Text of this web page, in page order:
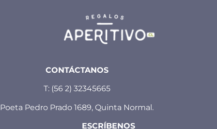
CONTÁCTANOS
T: (56 2) 32345665
Poeta Pedro Prado 1689, Quinta Normal.
ESCRÍBENOS